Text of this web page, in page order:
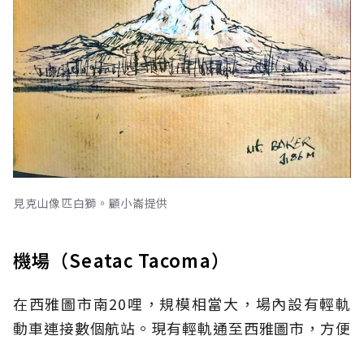
見克山像匹白獅。顧小崙提供
機場（Seatac Tacoma）
在西雅圖市南20哩，規模相當大，場內設有輕軌
動車連接數個航站。現有輕軌通至西雅圖市，方便